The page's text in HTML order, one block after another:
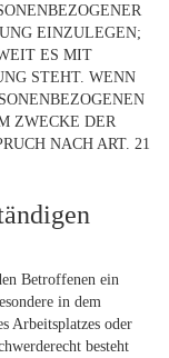
EINZULEGEN;
ES MIT
STEHT. WENN
ZWECKE DER
NACH ART. 21
Betroffenen ein
in dem
Arbeitsplatzes oder
besteht